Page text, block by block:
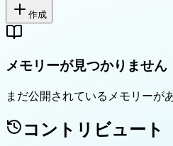
作成
メモリーが見つかりません
まだ公開されているメモリーが
コントリビュート